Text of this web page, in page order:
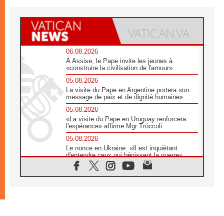
06.08.2026
À Assise, le Pape invite les jeunes à
«construire la civilisation de l'amour»
05.08.2026
La visite du Pape en Argentine portera «un
message de paix et de dignité humaine»
05.08.2026
«La visite du Pape en Uruguay renforcera
l'espérance» affirme Mgr Tróccoli
05.08.2026
Le nonce en Ukraine: «Il est inquiétant
d'entendre ceux qui bénissent la guerre»
05.08.2026
Léon XIV au Pérou, une lueur d'espoir pour